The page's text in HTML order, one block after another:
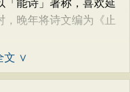
「能诗」著称，喜欢延
，晚年将诗文编为《止
文 ∨